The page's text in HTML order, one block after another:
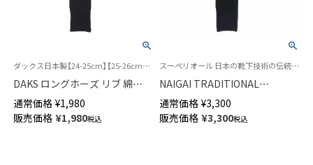
ダックス日本製【24-25cm】【25-26cm】【27-28cm】 男性 紳士 靴下
DAKS ロングホーズ リブ 綿
100％ ワンポイントロゴ刺繍 ハ
イソックス メンズ 02502965
通常価格 ¥1,980
販売価格 ¥1,980税込
スーペリオール 日本の靴下技術の伝統と誇りを語る最高級の紳士靴下
NAIGAI TRADITIONAL
SUPERIOR メリノウール ロン
グホーズ 最高級の紳士靴下 ハ
イソックス 日本製 メンズ
通常価格 ¥3,300
販売価格 ¥3,300税込